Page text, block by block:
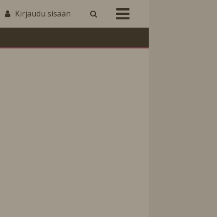
Kirjaudu sisään